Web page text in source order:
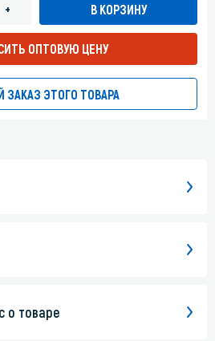
+ В КОРЗИНУ
ОПТОВУЮ ЦЕНУ
ЗАКАЗ ЭТОГО ТОВАРА
о товаре